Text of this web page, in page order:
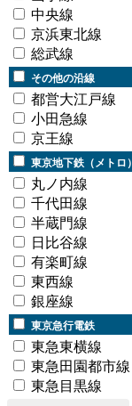
中央線
京浜東北線
総武線
その他の沿線
都営大江戸線
小田急線
京王線
東京地下鉄（メトロ）
丸ノ内線
千代田線
半蔵門線
日比谷線
有楽町線
東西線
銀座線
東京急行電鉄
東急東横線
東急田園都市線
東急目黒線